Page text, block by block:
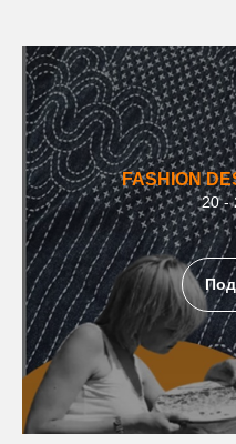
FASHION
20 -